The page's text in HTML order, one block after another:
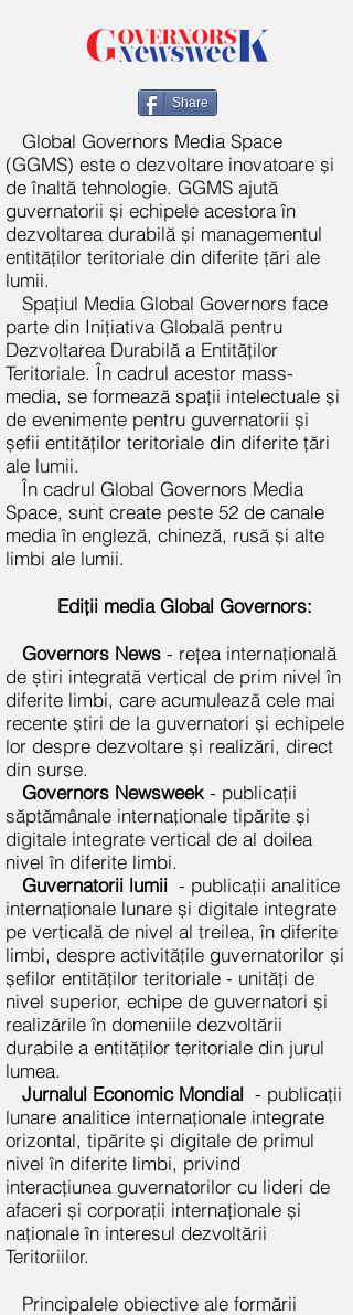
Share
Global Governors Media Space
(GGMS) este o dezvoltare inovatoare și
de înaltă tehnologie. GGMS ajută
guvernatorii și echipele acestora în
dezvoltarea durabilă și managementul
entităților teritoriale din diferite țări ale
lumii.
Spațiul Media Global Governors face
parte din Inițiativa Globală pentru
Dezvoltarea Durabilă a Entităților
Teritoriale. În cadrul acestor mass-
media, se formează spații intelectuale și
de evenimente pentru guvernatorii și
șefii entităților teritoriale din diferite țări
ale lumii.
În cadrul Global Governors Media
Space, sunt create peste 52 de canale
media în engleză, chineză, rusă și alte
limbi ale lumii.
Ediții media Global Governors:
Governors News - rețea internațională
de știri integrată vertical de prim nivel în
diferite limbi, care acumulează cele mai
recente știri de la guvernatori și echipele
lor despre dezvoltare și realizări, direct
din surse.
Governors Newsweek - publicații
săptămânale internaționale tipărite și
digitale integrate vertical de al doilea
nivel în diferite limbi.
Guvernatorii lumii - publicații analitice
internaționale lunare și digitale integrate
pe verticală de nivel al treilea, în diferite
limbi, despre activitățile guvernatorilor și
șefilor entităților teritoriale - unități de
nivel superior, echipe de guvernatori și
realizările în domeniile dezvoltării
durabile a entităților teritoriale din jurul
lumea.
Jurnalul Economic Mondial - publicații
lunare analitice internaționale integrate
orizontal, tipărite și digitale de primul
nivel în diferite limbi, privind
interacțiunea guvernatorilor cu lideri de
afaceri și corporații internaționale și
naționale în interesul dezvoltării
Teritoriilor.
Principalele obiective ale formării